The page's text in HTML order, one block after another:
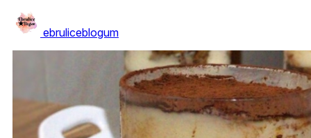
ebruliceblogum